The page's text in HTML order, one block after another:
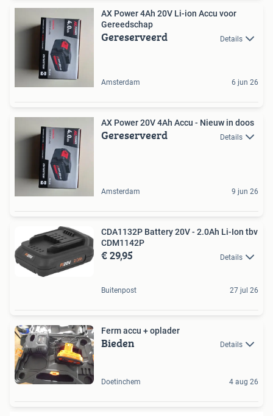
AX Power 4Ah 20V Li-ion Accu voor
Gereedschap
Gereserveerd Details
Amsterdam 6 jun 26
AX Power 20V 4Ah Accu - Nieuw in doos
Gereserveerd Details
Amsterdam 9 jun 26
CDA1132P Battery 20V - 2.0Ah Li-Ion tbv
CDM1142P
€ 29,95 Details
Buitenpost 27 jul 26
Ferm accu + oplader
Bieden Details
Doetinchem 4 aug 26